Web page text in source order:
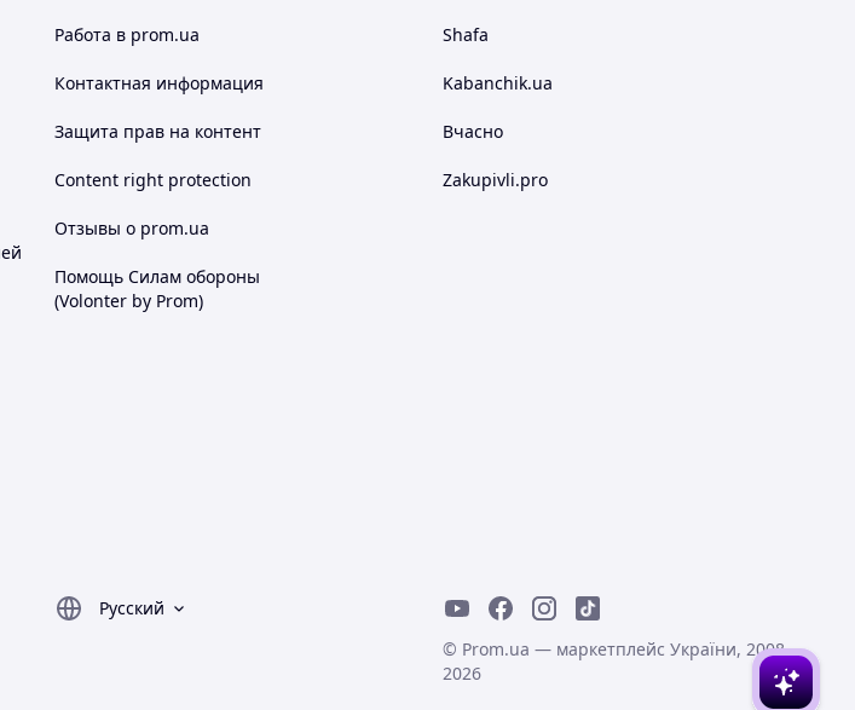
Работа в prom.ua
Контактная информация
Защита прав на контент
Content right protection
Отзывы о prom.ua
Помощь Силам обороны
(Volonter by Prom)
Shafa
Kabanchik.ua
Вчасно
Zakupivli.pro
Русский
© Prom.ua — маркетплейс України, 2008-
2026